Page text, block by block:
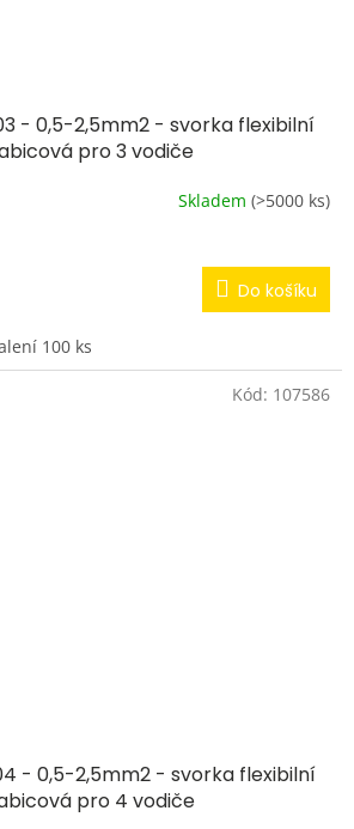
- 0,5-2,5mm2 - svorka flexibilní
pro 3 vodiče
Skladem (>5000 ks)
Do košíku
100 ks
- 0,5-2,5mm2 - svorka flexibilní
pro 4 vodiče
Kód: 107586